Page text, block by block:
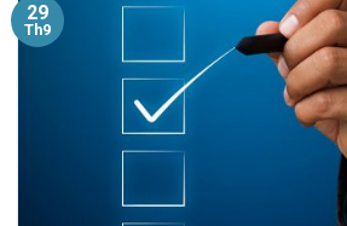
29
Th9